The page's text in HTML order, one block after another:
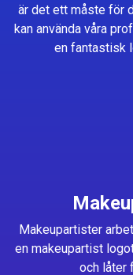
är det ett måste för
kan använda våra
en fantastisk
Makeupartister
en makeupartist
och låter